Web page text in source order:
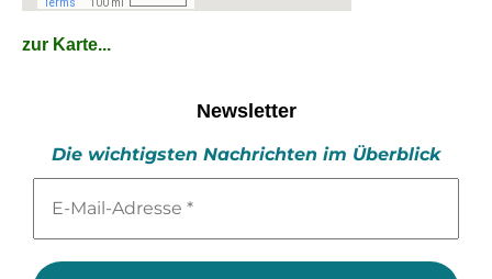
zur Karte...
Newsletter
Die wichtigsten Nachrichten im Überblick
Mail-
*